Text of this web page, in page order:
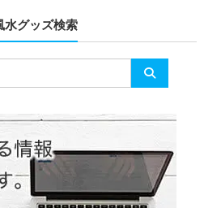
水グッズ検索